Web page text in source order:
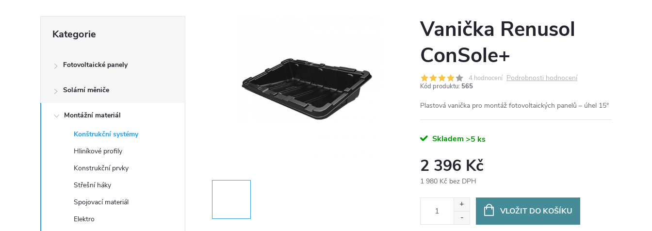
t
kategorie
Kategorie
Fotovoltaické panely
Solární měniče
Montážní materiál
Konštrukční systémy
Hliníkové profily
Konstrukční prvky
Střešní háky
Spojovací materiál
Elektro
Vanička Renusol
ConSole+
4 hodnocení Podrobnosti hodnocení
Kód produktu: 565
Plastová vanička pro montáž fotovoltaických panelů – úhel 15°
Skladem >5 ks
2 396 Kč
1 980 Kč bez DPH
VLOŽIT DO KOŠÍKU